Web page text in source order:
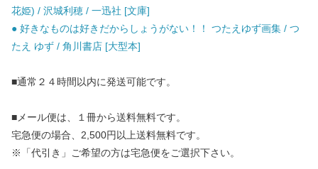
花姫) / 沢城利穂 / 一迅社 [文庫]
● 好きなものは好きだからしょうがない！！ つたえゆず画集 / つ
たえ ゆず / 角川書店 [大型本]
■通常２４時間以内に発送可能です。
■メール便は、１冊から送料無料です。
宅急便の場合、2,500円以上送料無料です。
※「代引き」ご希望の方は宅急便をご選択下さい。